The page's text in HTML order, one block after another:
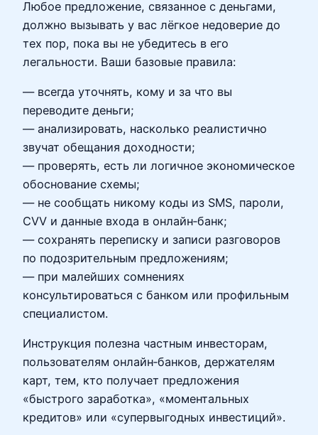
Любое предложение, связанное с деньгами,
должно вызывать у вас лёгкое недоверие до
тех пор, пока вы не убедитесь в его
легальности. Ваши базовые правила:
— всегда уточнять, кому и за что вы
переводите деньги;
— анализировать, насколько реалистично
звучат обещания доходности;
— проверять, есть ли логичное экономическое
обоснование схемы;
— не сообщать никому коды из SMS, пароли,
CVV и данные входа в онлайн‑банк;
— сохранять переписку и записи разговоров
по подозрительным предложениям;
— при малейших сомнениях
консультироваться с банком или профильным
специалистом.
Инструкция полезна частным инвесторам,
пользователям онлайн‑банков, держателям
карт, тем, кто получает предложения
«быстрого заработка», «моментальных
кредитов» или «супервыгодных инвестиций».